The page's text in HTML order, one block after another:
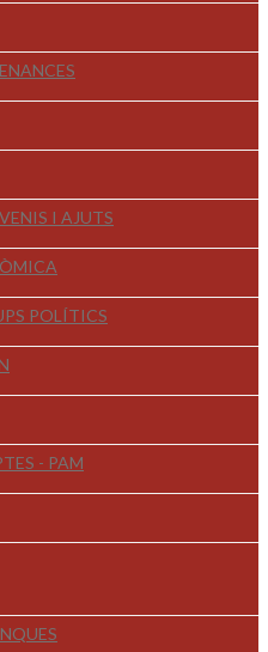
I AJUTS
POLÍTICS
- PAM